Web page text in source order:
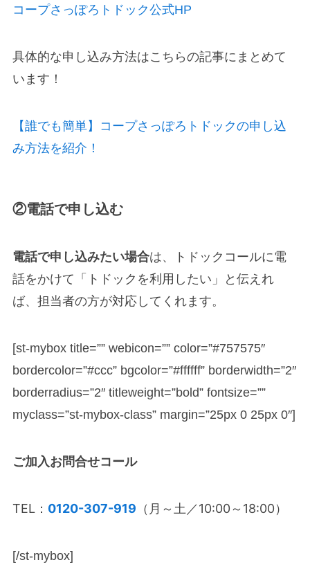
コープさっぽろトドック公式HP
具体的な申し込み方法はこちらの記事にまとめて
います！
【誰でも簡単】コープさっぽろトドックの申し込
み方法を紹介！
②電話で申し込む
電話で申し込みたい場合は、トドックコールに電
話をかけて「トドックを利用したい」と伝えれ
ば、担当者の方が対応してくれます。
[st-mybox title=”” webicon=”” color=”#757575″
bordercolor=”#ccc” bgcolor=”#ffffff” borderwidth=”2″
borderradius=”2″ titleweight=”bold” fontsize=””
myclass=”st-mybox-class” margin=”25px 0 25px 0″]
ご加入お問合せコール
TEL： 0120-307-919 （月～土／10:00～18:00）
[/st-mybox]